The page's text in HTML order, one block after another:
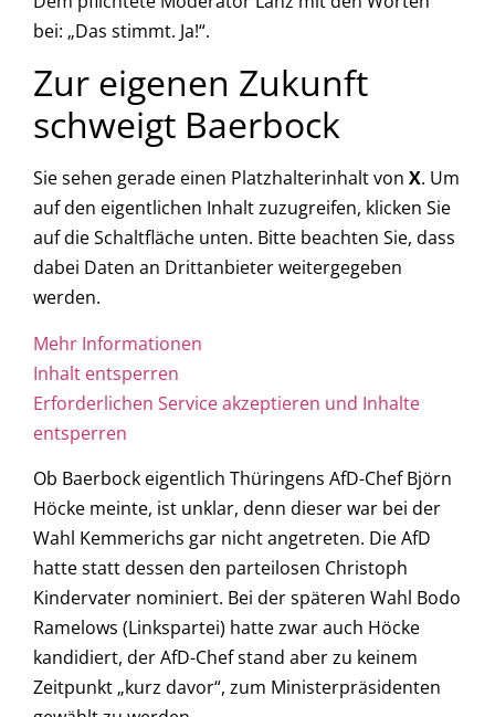
bei: „Das stimmt. Ja!“.
Zur eigenen Zukunft
schweigt Baerbock
Sie sehen gerade einen Platzhalterinhalt von X. Um
auf den eigentlichen Inhalt zuzugreifen, klicken Sie
auf die Schaltfläche unten. Bitte beachten Sie, dass
dabei Daten an Drittanbieter weitergegeben
werden.
Mehr Informationen
Inhalt entsperren
Erforderlichen Service akzeptieren und Inhalte
entsperren
Ob Baerbock eigentlich Thüringens AfD-Chef Björn
Höcke meinte, ist unklar, denn dieser war bei der
Wahl Kemmerichs gar nicht angetreten. Die AfD
hatte statt dessen den parteilosen Christoph
Kindervater nominiert. Bei der späteren Wahl Bodo
Ramelows (Linkspartei) hatte zwar auch Höcke
kandidiert, der AfD-Chef stand aber zu keinem
Zeitpunkt „kurz davor“, zum Ministerpräsidenten